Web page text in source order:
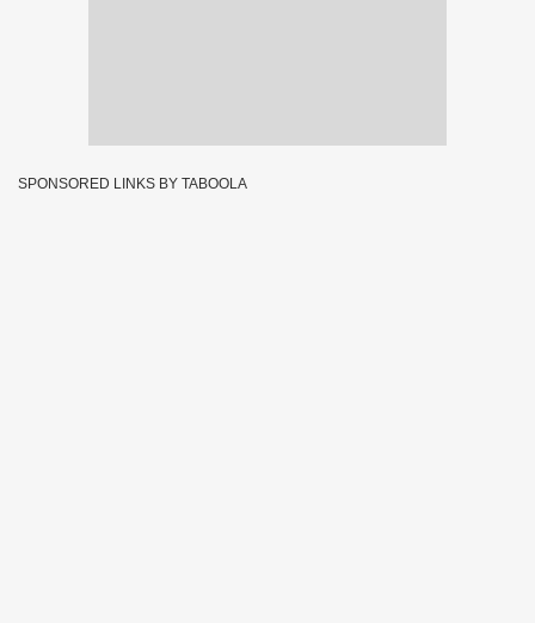
SPONSORED LINKS BY TABOOLA